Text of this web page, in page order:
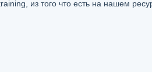
из того что есть на нашем